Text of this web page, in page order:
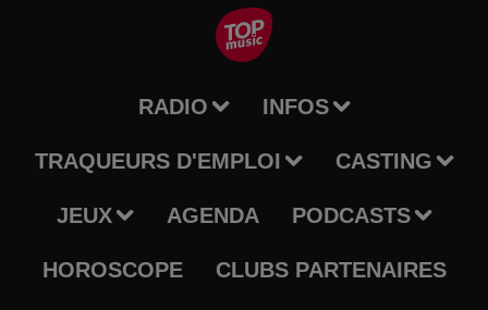
RADIO INFOS
TRAQUEURS D'EMPLOI CASTING
JEUX AGENDA PODCASTS
HOROSCOPE CLUBS PARTENAIRES